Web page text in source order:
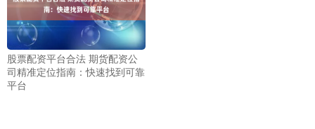
股票配资平台合法 期货配资公
司精准定位指南：快速找到可靠
平台